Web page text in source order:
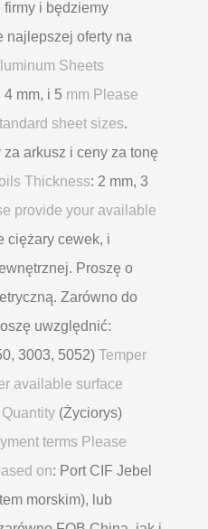
i będziemy
najlepszej oferty na
Sheets
4 mm, i 5 mm Please
sheet sizes.
arkusz i ceny za tonę
Thickness: 2 mm, 3
provide your available
ciężary cewek, i
Proszę o
Zarówno do
uwzględnić:
3003, 5052)
Temper
available surface
(Życiorys)
terms Please
on: Port CIF Jebel
morskim), lub